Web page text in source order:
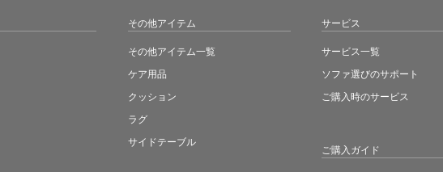
その他アイテム
その他アイテム一覧
ケア用品
クッション
ラグ
サイドテーブル
サービス
サービス一覧
ソファ選びのサポート
ご購入時のサービス
ご購入ガイド